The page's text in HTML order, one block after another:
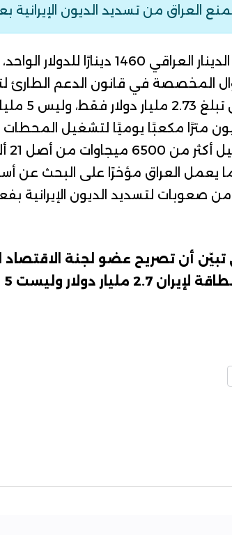
العراق من تسديد الديون الإيرانية
العراقي
دينارًا للدولار
المخصصة في قانون الدعم الطارئ
دولار.
الغاز الإيراني بواقع 50 مليون مترًا مكعبًا يوميًا
يعمل العراق مؤخرًا على ا لبحث عن
صعوبات لتسديد الديون الإيرانية
تبيّن أن تصريح عضو لجنة الاقتصاد
5 مليارات دولار